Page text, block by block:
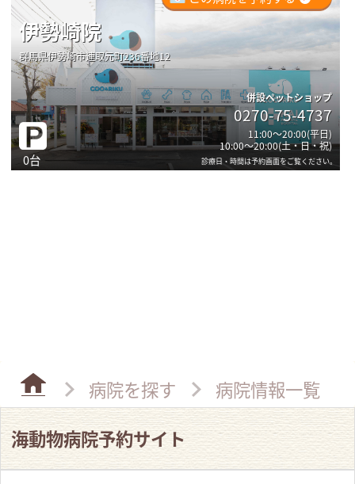
伊勢崎院
群馬県伊勢崎市連取元町236番地12
0台
併設ペットショップ
0270-75-4737
11:00～20:00(平日)
10:00～20:00(土・日・祝)
診療日・時間は予約画面をご覧ください。
病院を探す
病院情報一覧
海動物病院予約サイト